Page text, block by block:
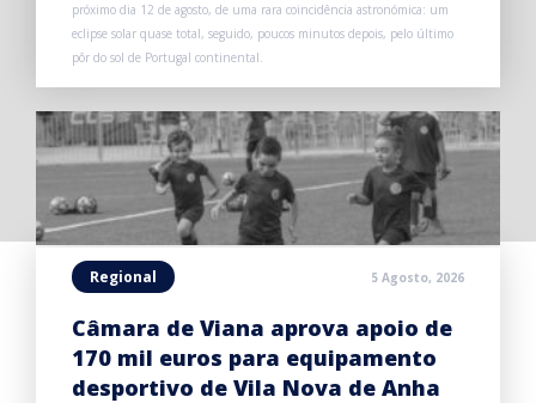
próximo dia 12 de agosto, de uma rara coincidência astronómica: um
eclipse solar quase total, seguido, poucos minutos depois, pelo último
pôr do sol de Portugal continental.
Regional 5 Agosto, 2026
Câmara de Viana aprova apoio de
170 mil euros para equipamento
desportivo de Vila Nova de Anha